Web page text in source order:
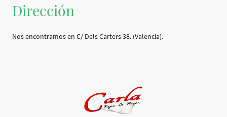
Dirección
Nos encontramos en C/ Dels Carters 38. (Valencia).